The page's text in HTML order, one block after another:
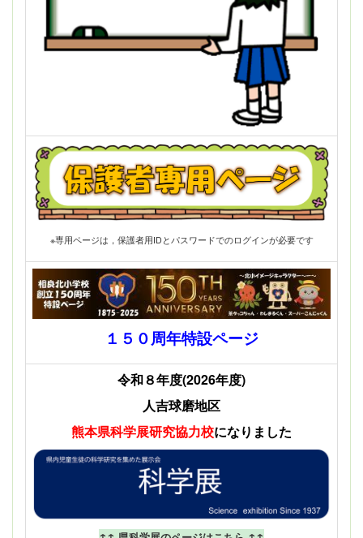
※専用ページは，保護者用IDとパスワードでのログインが必要です
１５０周年特設ページ
令和８年度(2026年度)
人吉球磨地区
熊本県科学展研究協力校になりました